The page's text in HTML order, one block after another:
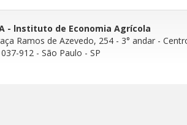
- lnstituto de Economia Agrícola
Ramos de Azevedo, 254 - 3° andar -
912 - São Paulo - SP